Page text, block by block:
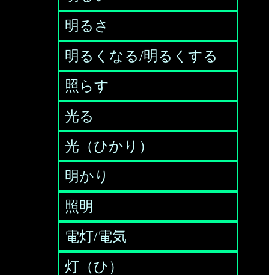
明るさ
明るくなる/明るくする
照らす
光る
光（ひかり）
明かり
照明
電灯/電気
灯（ひ）